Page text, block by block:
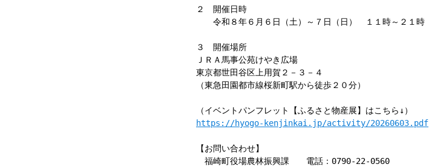
２ 開催日時
令和８年６月６日（土）～７日（日） １１時～２１時
３ 開催場所
ＪＲＡ馬事公苑けやき広場
東京都世田谷区上用賀２－３－４
（東急田園都市線桜新町駅から徒歩２０分）
（イベントパンフレット【ふるさと物産展】はこちら↓）
https://hyogo-kenjinkai.jp/activity/20260603.pdf
【お問い合わせ】
福崎町役場農林振興課 電話：0790-22-0560